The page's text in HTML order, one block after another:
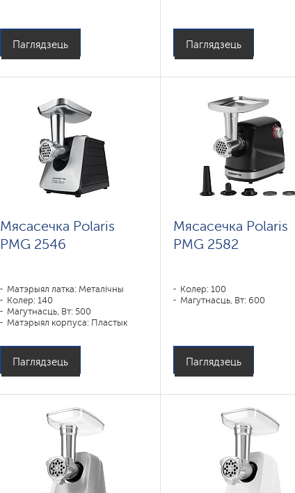
Паглядзець Паглядзець
Мясасечка Polaris
PMG 2546
Матэрыял латка: Металічны
Колер: 140
Магутнасць, Вт: 500
Матэрыял корпуса: Пластык
Паглядзець
Мясасечка Polaris
PMG 2582
Колер: 100
Магутнасць, Вт: 600
Паглядзець